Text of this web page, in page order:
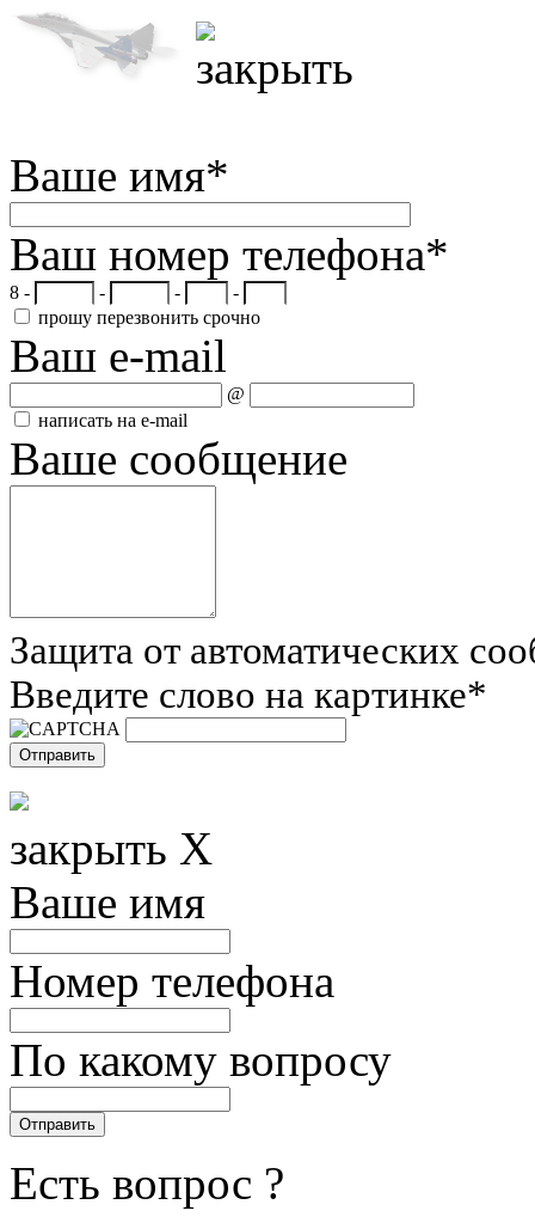
Ваше имя*
Ваш номер телефона*
8 - - -
-
прошу перезвонить срочно
Ваш e-mail
@
написать на e-mail
Ваше сообщение
Защита от автоматических
Введите слово на картинке*
закрыть X
Ваше имя
Номер телефона
По какому вопросу
Есть вопрос ?